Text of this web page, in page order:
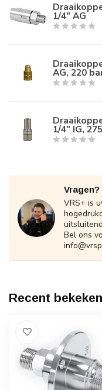
1/4" AG
AG, 220
1/4" IG,
VRS+ is
Bel ons
Recent bekeken